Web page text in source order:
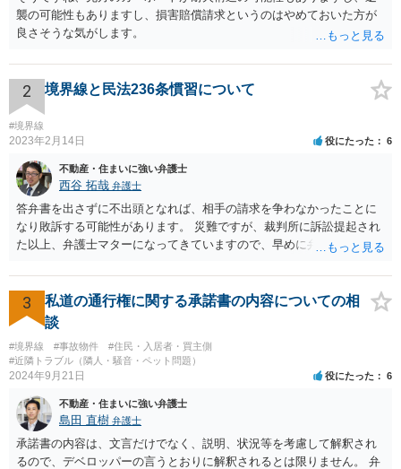
襲の可能性もありますし、損害賠償請求というのはやめておいた方が
良さそうな気がします。
2 境界線と民法236条慣習について
#境界線
2023年2月14日 役にたった 6
不動産・住まいに強い弁護士
西谷 拓哉 弁護士
答弁書を出さずに不出頭となれば、相手の請求を争わなかったことに
なり敗訴する可能性があります。 災難ですが、裁判所に訴訟提起され
た以上、弁護士マターになってきていますので、早めに弁護の依頼を
3
私道の通行権に関する承諾書の内容についての相
談
#境界線 #事故物件
#住民・入居者・買主側
#近隣トラブル（隣人・騒音・ペット問題）
2024年9月21日 役にたった 6
不動産・住まいに強い弁護士
島田 直樹 弁護士
承諾書の内容は、文言だけでなく、説明、状況等を考慮して解釈され
るので、デベロッパーの言うとおりに解釈されるとは限りません。 弁